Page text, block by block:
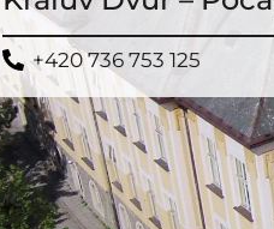
+420 736 753 125